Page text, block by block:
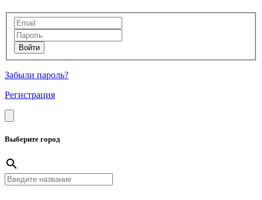
Забыли пароль?
Регистрация
Выберите город